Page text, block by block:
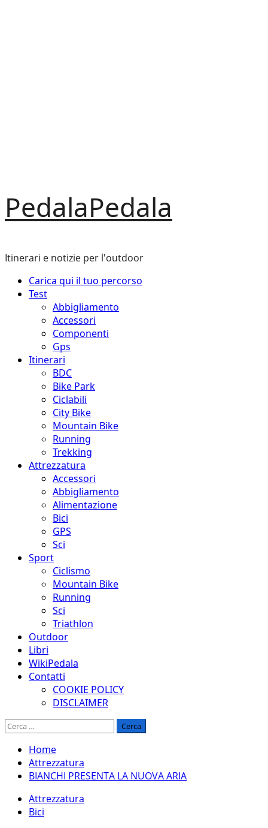
PedalaPedala
Itinerari e notizie per l'outdoor
Menu
principale
Carica qui il tuo percorso
Test
Abbigliamento
Accessori
Componenti
Gps
Itinerari
BDC
Bike Park
Ciclabili
City Bike
Mountain Bike
Running
Trekking
Attrezzatura
Accessori
Abbigliamento
Alimentazione
Bici
GPS
Sci
Sport
Ciclismo
Mountain Bike
Running
Sci
Triathlon
Outdoor
Libri
WikiPedala
Contatti
COOKIE POLICY
DISCLAIMER
Ricerca
Home
Attrezzatura
BIANCHI PRESENTA LA NUOVA ARIA
Attrezzatura
Bici